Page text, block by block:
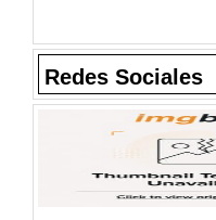
Redes Sociales